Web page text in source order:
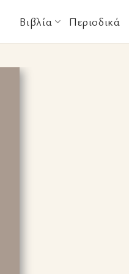
Βιβλία Περιοδικά